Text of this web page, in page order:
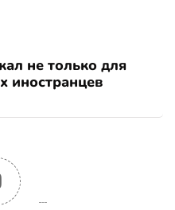
не только для
иностранцев